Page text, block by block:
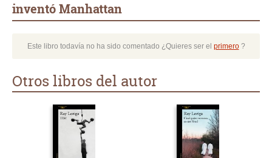
inventó Manhattan
Este libro todavía no ha sido comentado ¿Quieres ser el primero?
Otros libros del autor